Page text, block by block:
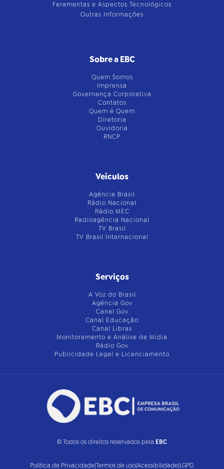
Feramentas e Aspectos Tecnológicos
Outras Informações
Sobre a EBC
Quem Somos
Imprensa
Governança Corporativa
Contatos
Quem é Quem
Diretoria
Ouvidoria
RNCP
Veículos
Agência Brasil
Rádio Nacional
Rádio MEC
Radioagência Nacional
TV Brasil
TV Brasil Internacional
Serviços
A Voz do Brasil
Agência Gov
Canal Gov
Canal Educação
Canal Libras
Monitoramento e Análise de Mídia
Rádio Gov
Publicidade Legal e Licenciamento
© Todos os direitos reservados pela EBC
Política de Privacidade|Termos de uso|Acessibilidade|LGPD